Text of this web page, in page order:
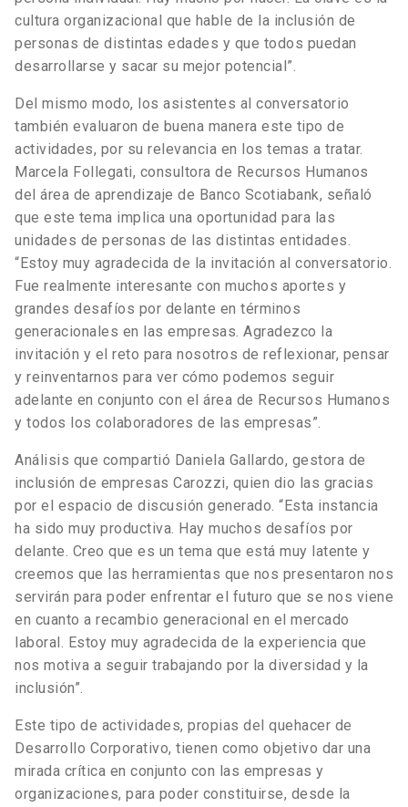
cultura organizacional que hable de la inclusión de
personas de distintas edades y que todos puedan
desarrollarse y sacar su mejor potencial”.
Del mismo modo, los asistentes al conversatorio
también evaluaron de buena manera este tipo de
actividades, por su relevancia en los temas a tratar.
Marcela Follegati, consultora de Recursos Humanos
del área de aprendizaje de Banco Scotiabank, señaló
que este tema implica una oportunidad para las
unidades de personas de las distintas entidades.
“Estoy muy agradecida de la invitación al conversatorio.
Fue realmente interesante con muchos aportes y
grandes desafíos por delante en términos
generacionales en las empresas. Agradezco la
invitación y el reto para nosotros de reflexionar, pensar
y reinventarnos para ver cómo podemos seguir
adelante en conjunto con el área de Recursos Humanos
y todos los colaboradores de las empresas”.
Análisis que compartió Daniela Gallardo, gestora de
inclusión de empresas Carozzi, quien dio las gracias
por el espacio de discusión generado. “Esta instancia
ha sido muy productiva. Hay muchos desafíos por
delante. Creo que es un tema que está muy latente y
creemos que las herramientas que nos presentaron nos
servirán para poder enfrentar el futuro que se nos viene
en cuanto a recambio generacional en el mercado
laboral. Estoy muy agradecida de la experiencia que
nos motiva a seguir trabajando por la diversidad y la
inclusión”.
Este tipo de actividades, propias del quehacer de
Desarrollo Corporativo, tienen como objetivo dar una
mirada crítica en conjunto con las empresas y
organizaciones, para poder constituirse, desde la